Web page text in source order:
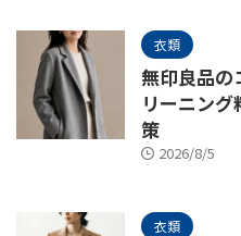
衣類
無印良品の
リーニン
策
2026/8/5
衣類